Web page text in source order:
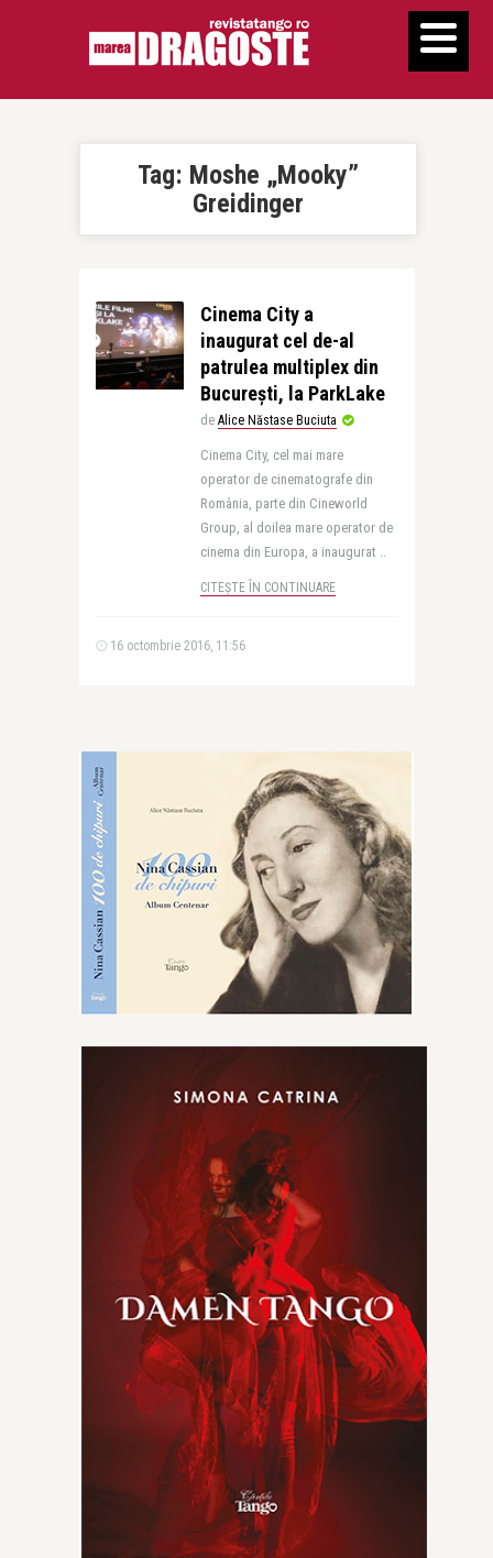
Tag: Moshe „Mooky”
Greidinger
Cinema City a
inaugurat cel de-al
patrulea multiplex din
București, la ParkLake
de Alice Năstase Buciuta
Cinema City, cel mai mare
operator de cinematografe din
România, parte din Cineworld
Group, al doilea mare operator de
cinema din Europa, a inaugurat ..
CITEȘTE ÎN CONTINUARE
16 octombrie 2016, 11:56